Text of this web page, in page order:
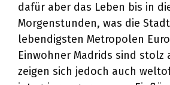
dafür aber das Leben bis in
Morgenstunden, was die
lebendigsten Metropolen
Einwohner Madrids sind stolz
zeigen sich jedoch auch